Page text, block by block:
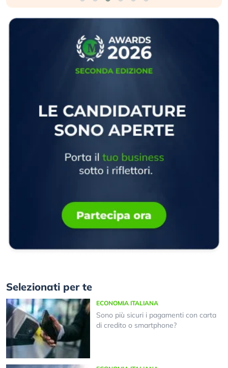
Selezionati per te
ECONOMIA ITALIANA
Sono più sicuri i pagamenti con carta
di credito o smartphone?